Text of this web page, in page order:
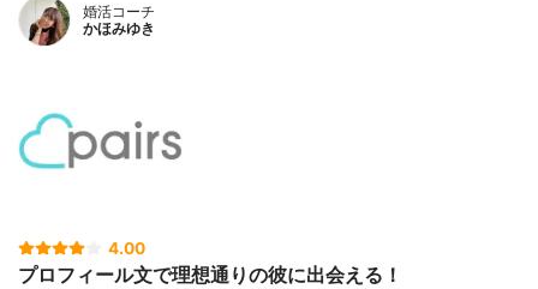
婚活コーチ
かほみゆき
4.00
プロフィール文で理想通りの彼に出会える！